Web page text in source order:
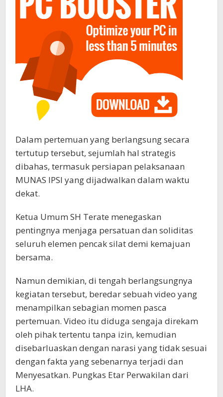
Dalam pertemuan yang berlangsung secara
tertutup tersebut, sejumlah hal strategis
dibahas, termasuk persiapan pelaksanaan
MUNAS IPSI yang dijadwalkan dalam waktu
dekat.
Ketua Umum SH Terate menegaskan
pentingnya menjaga persatuan dan soliditas
seluruh elemen pencak silat demi kemajuan
bersama.
Namun demikian, di tengah berlangsungnya
kegiatan tersebut, beredar sebuah video yang
menampilkan sebagian momen pasca
pertemuan. Video itu diduga sengaja direkam
oleh pihak tertentu tanpa izin, kemudian
disebarluaskan dengan narasi yang tidak sesuai
dengan fakta yang sebenarnya terjadi dan
Menyesatkan. Pungkas Etar Perwakilan dari
LHA.